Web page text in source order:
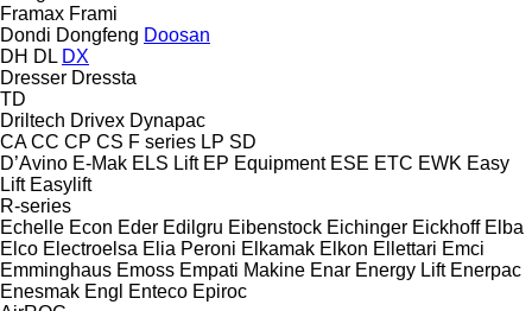
Framax Frami
Dondi Dongfeng Doosan
DH DL DX
Dresser Dressta
TD
Driltech Drivex Dynapac
CA CC CP CS F series LP SD
D’Avino E-Mak ELS Lift EP Equipment ESE ETC EWK Easy
Lift Easylift
R-series
Echelle Econ Eder Edilgru Eibenstock Eichinger Eickhoff Elba
Elco Electroelsa Elia Peroni Elkamak Elkon Ellettari Emci
Emminghaus Emoss Empati Makine Enar Energy Lift Enerpac
Enesmak Engl Enteco Epiroc